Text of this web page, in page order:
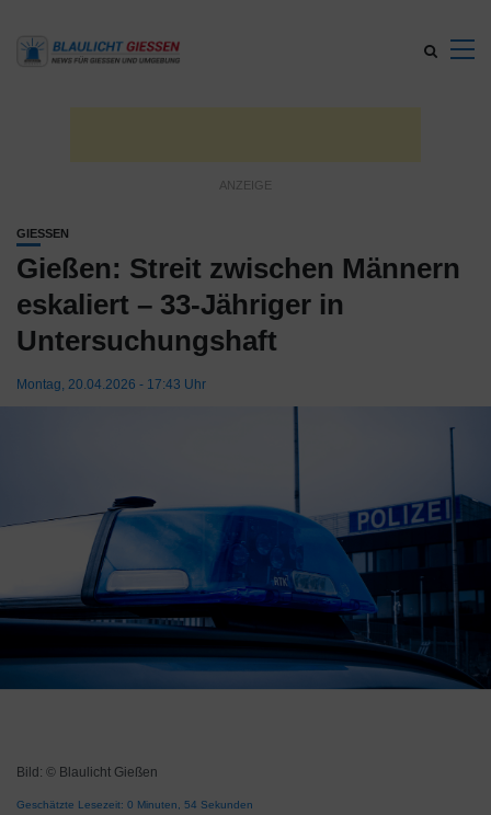
GIESSEN
Gießen: Streit zwischen Männern
eskaliert – 33-Jähriger in
Untersuchungshaft
Montag, 20.04.2026 - 17:43 Uhr
Bild: © Blaulicht Gießen
Geschätzte Lesezeit: 0 Minuten, 54 Sekunden